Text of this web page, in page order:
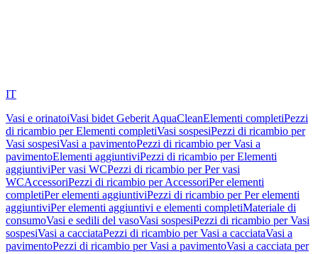
IT
Vasi e orinatoiVasi bidet Geberit AquaCleanElementi completiPezzi
di ricambio per Elementi completiVasi sospesiPezzi di ricambio per
Vasi sospesiVasi a pavimentoPezzi di ricambio per Vasi a
pavimentoElementi aggiuntiviPezzi di ricambio per Elementi
aggiuntiviPer vasi WCPezzi di ricambio per Per vasi
WCAccessoriPezzi di ricambio per AccessoriPer elementi
completiPer elementi aggiuntiviPezzi di ricambio per Per elementi
aggiuntiviPer elementi aggiuntivi e elementi completiMateriale di
consumoVasi e sedili del vasoVasi sospesiPezzi di ricambio per Vasi
sospesiVasi a cacciataPezzi di ricambio per Vasi a cacciataVasi a
pavimentoPezzi di ricambio per Vasi a pavimentoVasi a cacciata per